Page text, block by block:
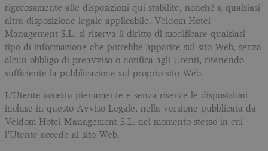
rigorosamente alle disposizioni qui stabilite, nonché a qualsiasi
altra disposizione legale applicabile. Veldom Hotel
Management S.L. si riserva il diritto di modificare qualsiasi
tipo di informazione che potrebbe apparire sul sito Web, senza
alcun obbligo di preavviso o notifica agli Utenti, ritenendo
sufficiente la pubblicazione sul proprio sito Web.
L’Utente accetta pienamente e senza riserve le disposizioni
incluse in questo Avviso Legale, nella versione pubblicata da
Veldom Hotel Management S.L. nel momento stesso in cui
l’Utente accede al sito Web.